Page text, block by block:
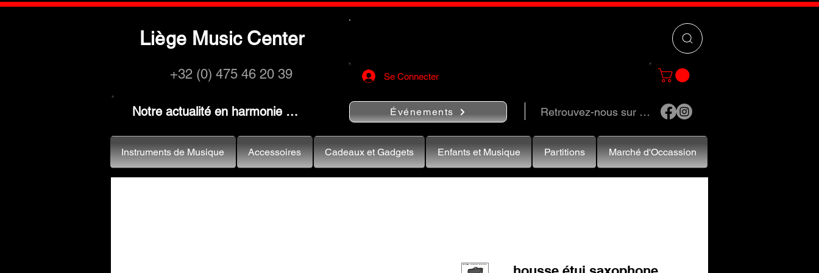
Liège Music Center
+32 (0) 475 46 20 39 Se Connecter
Notre actualité en harmonie … Événements Retrouvez-nous sur …
Instruments de Musique Accessoires Cadeaux et Gadgets Enfants et Musique Partitions Marché d'Occassion